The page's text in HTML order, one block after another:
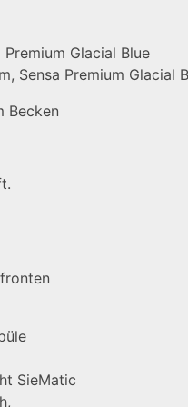
Glacial Blue
Sensa Premium Glacial
Becken
SieMatic